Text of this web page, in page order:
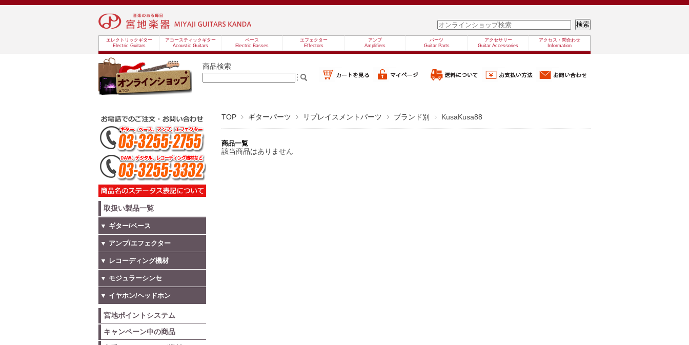
エレクトリックギター
Electric Guitars
アコースティックギター
Acoustic Guitars
ベース
Electric Basses
エフェクター
Effectors
アンプ
Amplifiers
パーツ
Guitar Parts
アクセサリー
Guitar Accessories
アクセス・問合わせ
Information
商品検索
TOP ギターパーツ リプレイスメントパーツ ブランド別 KusaKusa88
商品一覧
該当商品はありません
取扱い製品一覧
▼ ギター/ベース
▼ アンプ/エフェクター
▼ レコーディング機材
▼ モジュラーシンセ
▼ イヤホン/ヘッドホン
宮地ポイントシステム
キャンペーン中の商品